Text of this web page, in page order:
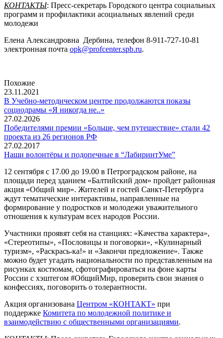
КОНТАКТЫ: Пресс-секретарь Городского центра социальных
программ и профилактики асоциальных явлений среди
молодежи
Елена Александровна Дербина, телефон 8-911-727-10-81
электронная почта opk@profcenter.spb.ru.
Похожие
23.11.2021
В Учебно-методическом центре продолжаются показы
социодрамы «Я никогда не..»
27.02.2026
Победителями премии «Больше, чем путешествие» стали 42
проекта из 26 регионов РФ
27.02.2017
Наши волонтёры и подопечные в “ЛабиринтУме”
12 сентября с 17.00 до 19.00 в Петроградском районе, на
площади перед зданием «Балтийский дом» пройдет районная
акция «Общий мир». Жителей и гостей Санкт-Петербурга
ждут тематические интерактивы, направленные на
формирование у подростков и молодежи уважительного
отношения к культурам всех народов России.
Участники проявят себя на станциях: «Качества характера»,
«Стереотипы», «Пословицы и поговорки», «Кулинарный
туризм», «Раскрась-ка!» и «Закончи предложение». Также
можно будет угадать национальности по представленным на
рисунках костюмам, сфотографироваться на фоне карты
России с хэштегом #ОбщийМир, проверить свои знания о
конфессиях, поговорить о толерантности.
Акция организована Центром «КОНТАКТ» при
поддержке Комитета по молодежной политике и
взаимодействию с общественными организациями.